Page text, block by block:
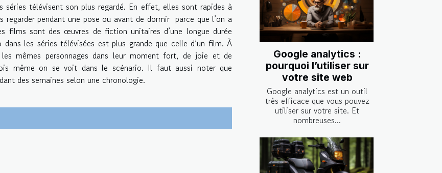
séries télévisent son plus regardé. En effet, elles sont rapides à
pendant une pose ou avant de dormir parce que l’on a
sont des œuvres de fiction unitaires d’une longue durée
les séries télévisées est plus grande que celle d’un film. À
mêmes personnages dans leur moment fort, de joie et de
même on se voit dans le scénario. Il faut aussi noter que
des semaines selon une chronologie.
Google analytics :
pourquoi l’utiliser sur
votre site web
Google analytics est un outil
très efficace que vous pouvez
utiliser sur votre site. Et
nombreuses...